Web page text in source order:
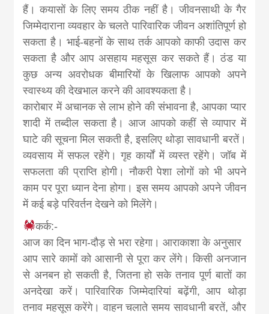
हैं। कयासों के लिए समय ठीक नहीं है। जीवनसाथी के गैर
जिम्मेदाराना व्यवहार के चलते पारिवारिक जीवन अशांतिपूर्ण हो
सकता है। भाई-बहनों के साथ तर्क आपको काफी उदास कर
सकता है और आप असहाय महसूस कर सकते हैं। ठंड या
कुछ अन्य अवरोधक बीमारियों के खिलाफ आपको अपने
स्वास्थ्य की देखभाल करने की आवश्यकता है।
कारोबार में अचानक से लाभ होने की संभावना है, आपका प्यार
शादी में तब्दील सकता है। आज आपको कहीं से व्यापार में
घाटे की सूचना मिल सकती है, इसलिए थोड़ा सावधानी बरतें।
व्यवसाय में सफल रहेंगे। गृह कार्यों में व्यस्त रहेंगे। जॉब में
सफलता की प्राप्ति होगी। नौकरी पेशा लोगों को भी अपने
काम पर पूरा ध्यान देना होगा। इस समय आपको अपने जीवन
में कई बड़े परिवर्तन देखने को मिलेंगे।
कर्क:-
आज का दिन भाग-दौड़ से भरा रहेगा। आराकाशा के अनुसार
आप सारे कामों को आसानी से पूरा कर लेंगे। किसी अनजान
से अनबन हो सकती है, जितना हो सके तनाव पूर्ण बातों का
अनदेखा करें। पारिवारिक जिम्मेदारियां बढ़ेंगी, आप थोड़ा
तनाव महसूस करेंगे। वाहन चलाते समय सावधानी बरतें, और